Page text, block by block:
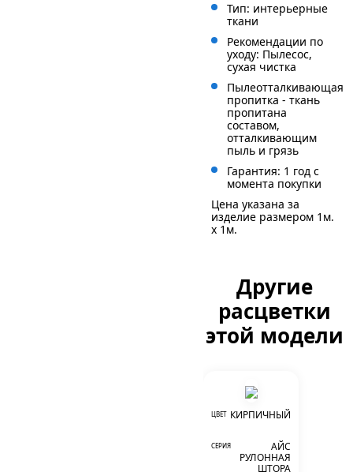
Тип: интерьерные
ткани
Рекомендации по
уходу: Пылесос,
сухая чистка
Пылеотталкивающая
пропитка - ткань
пропитана
составом,
отталкивающим
пыль и грязь
Гарантия: 1 год с
момента покупки
Цена указана за
изделие размером 1м.
x 1м.
Другие
расцветки
этой модели
ЦВЕТ КИРПИЧНЫЙ
СЕРИЯ
АЙС
РУЛОННАЯ
ШТОРА